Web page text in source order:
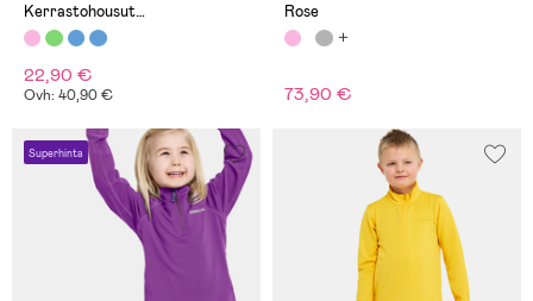
Kerrastohousut
Merinovillasekoite,
22,90 €
Ovh: 40,90 €
Rose
73,90 €
Superhinta